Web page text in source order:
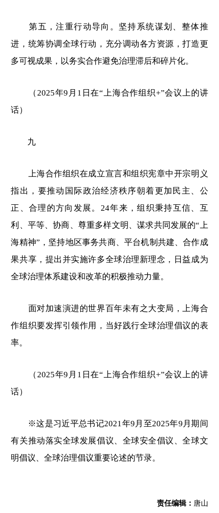
第五，注重行动导向。坚持系统谋划、整体推
进，统筹协调全球行动，充分调动各方资源，打造更
多可视成果，以务实合作避免治理滞后和碎片化。
（2025年9月1日在“上海合作组织+”会议上的讲
话）
九
上海合作组织在成立宣言和组织宪章中开宗明义
指出，要推动国际政治经济秩序朝着更加民主、公
正、合理的方向发展。24年来，组织秉持互信、互
利、平等、协商、尊重多样文明、谋求共同发展的“上
海精神”，坚持地区事务共商、平台机制共建、合作成
果共享，提出并实施许多全球治理新理念，日益成为
全球治理体系建设和改革的积极推动力量。
面对加速演进的世界百年未有之大变局，上海合
作组织要发挥引领作用，当好践行全球治理倡议的表
率。
（2025年9月1日在“上海合作组织+”会议上的讲
话）
※这是习近平总书记2021年9月至2025年9月期间
有关推动落实全球发展倡议、全球安全倡议、全球文
明倡议、全球治理倡议重要论述的节录。
责任编辑： 唐山